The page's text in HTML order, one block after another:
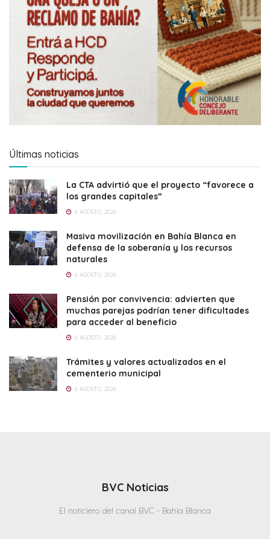
Últimas noticias
La CTA advirtió que el proyecto “favorece a
los grandes capitales”
6 AGOSTO, 2026
Masiva movilización en Bahía Blanca en
defensa de la soberanía y los recursos
naturales
6 AGOSTO, 2026
Pensión por convivencia: advierten que
muchas parejas podrían tener dificultades
para acceder al beneficio
6 AGOSTO, 2026
Trámites y valores actualizados en el
cementerio municipal
6 AGOSTO, 2026
BVC Noticias
El noticiero del canal BVC - Bahia Blanca